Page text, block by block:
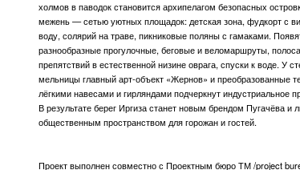
разнообразные прогулочные, беговые и веломаршруты, полоса
препятствий в естественной низине оврага, спуски к воде. У стен
мельницы главный арт-объект «Жернов» и преобразованные террасы с
лёгкими навесами и гирляндами подчеркнут индустриальное прошлое.
В результате берег Иргиза станет новым брендом Пугачёва и любимым
общественным пространством для горожан и гостей.
Проект выполнен совместно с Проектным бюро ТМ /project bureau